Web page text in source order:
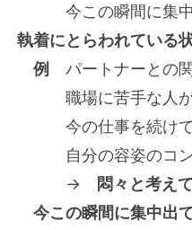
今この瞬間に集中
執着にとらわれている
例 パートナーとの
職場に苦手な人が
今の仕事を続けて
自分の容姿のコン
→
悶々と考え
今この瞬間に集中出